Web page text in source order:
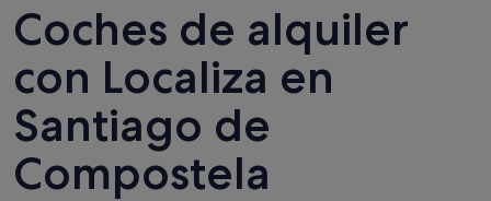
Coches de alquiler
con Localiza en
Santiago de
Compostela